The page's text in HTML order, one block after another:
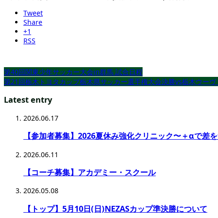
Tweet
Share
+1
RSS
第40回関東少年サッカー大会in群馬 試合日程
第21回栃木トヨタカップ栃木県サッカー選手権大会決勝vs栃木ウーヴ
Latest entry
2026.06.17
【参加者募集】2026夏休み強化クリニック〜＋αで差
2026.06.11
【コーチ募集】アカデミー・スクール
2026.05.08
【トップ】5月10日(日)NEZASカップ準決勝について